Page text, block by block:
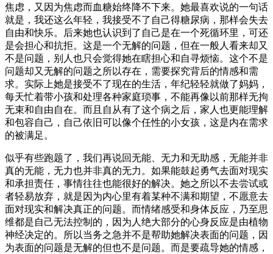
焦虑，又因为焦虑而血糖始终降不下来。她最喜欢说的一句话
就是，我还这么年轻，我接受不了自己得糖尿病，那样会失去
自由和快乐。后来她也认识到了自己是在一个死循环里，可还
是会担心和抗拒。这是一个无解的问题，但在一般人看来却又
不是问题，别人也只会觉得她在瞎担心和自寻烦恼。这个不是
问题却又无解的问题之所以存在，需要探究背后的情感和需
求。实际上她是接受不了现在的生活，年纪轻轻就做了妈妈，
每天忙着带小孩和处理各种家庭琐事，不能再像以前那样无拘
无束和自由自在。而且自从有了这个病之后，家人也更能理解
和包容自己，自己依旧可以像个任性的小女孩，这是内在需求
的被满足。
似乎有些跑题了，我们再说回无能、无力和无助感，无能并非
真的无能，无力也并非真的无力。如果能鼓起勇气去面对现实
和承担责任，事情往往也能很好的解决。她之所以不去尝试或
者轻易放弃，就是因为内心里有着某种不满和期望，不愿意去
面对现实和解决真正的问题。而情绪感受和身体反应，乃至思
维都是自己无法控制的，因为人绝大部分的心身反应是由植物
神经决定的。所以当务之急并不是帮助她解决表面的问题，因
为表面的问题是无解的但也不是问题。而是要疏导她的情感，